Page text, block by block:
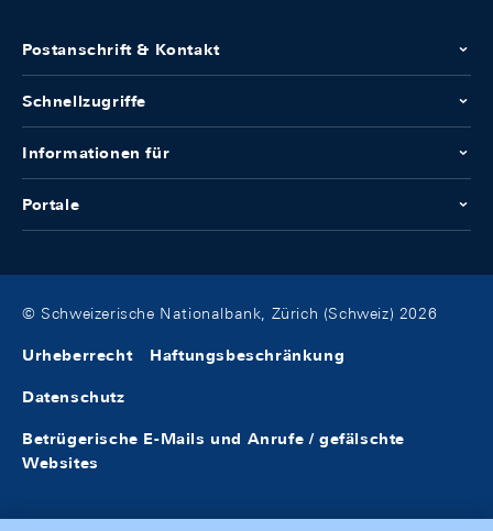
Postanschrift & Kontakt
Schnellzugriffe
Informationen für
Portale
© Schweizerische Nationalbank, Zürich (Schweiz) 2026
Urheberrecht Haftungsbeschränkung
Datenschutz
Betrügerische E-Mails und Anrufe / gefälschte
Websites